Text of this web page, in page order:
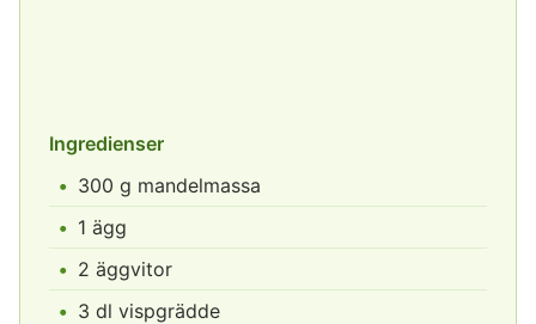
Ingredienser
300 g mandelmassa
1 ägg
2 äggvitor
3 dl vispgrädde